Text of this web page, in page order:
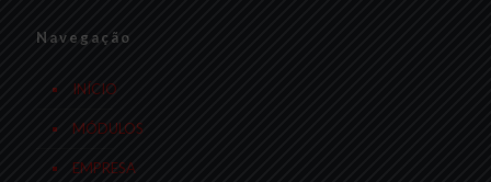
Navegação
INÍCIO
MÓDULOS
EMPRESA